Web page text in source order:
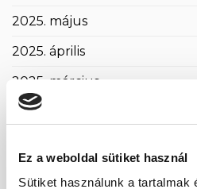
Ez a weboldal sütiket használ
Sütiket használunk a tartalmak
2025. május
2025. április
2025. március
2025. február